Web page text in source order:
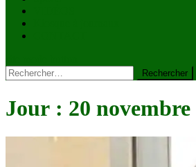
Rechercher :
Jour : 20 novembre